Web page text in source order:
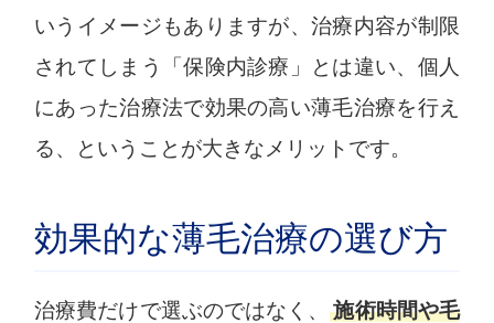
いうイメージもありますが、治療内容が制限
されてしまう「保険内診療」とは違い、個人
にあった治療法で効果の高い薄毛治療を行え
る、ということが大きなメリットです。
効果的な薄毛治療の選び方
治療費だけで選ぶのではなく、
施術時間や毛